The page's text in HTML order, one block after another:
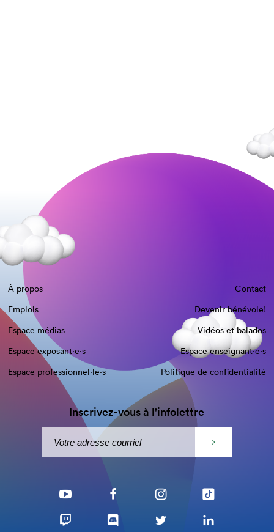
À propos
Contact
Emplois
Devenir bénévole!
Espace médias
Vidéos et balados
Espace exposant·e⋅s
Espace enseignant·e⋅s
Espace professionnel·le⋅s
Politique de confidentialité
Inscrivez-vous à l'infolettre